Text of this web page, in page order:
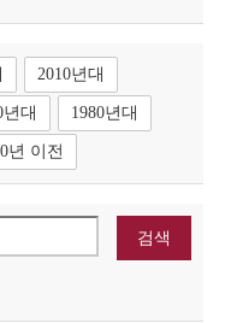
2010년대
년대 1980년대
년 이전